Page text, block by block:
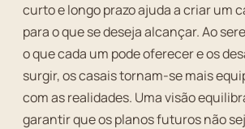
curto e longo prazo ajuda a criar um
para o que se deseja alcançar. Ao
o que cada um pode oferecer e os
surgir, os casais tornam-se mais
com as realidades. Uma visão
garantir que os planos futuros não